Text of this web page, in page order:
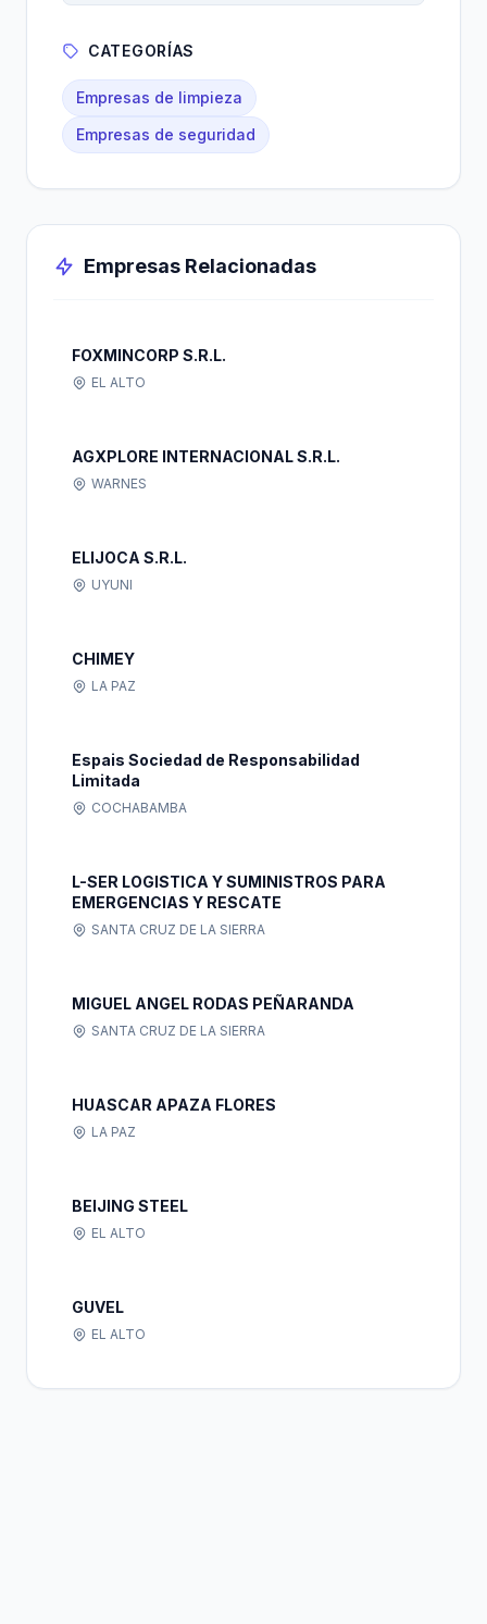
CATEGORÍAS
Empresas de limpieza
Empresas de seguridad
Empresas Relacionadas
FOXMINCORP S.R.L.
EL ALTO
AGXPLORE INTERNACIONAL S.R.L.
WARNES
ELIJOCA S.R.L.
UYUNI
CHIMEY
LA PAZ
Espais Sociedad de Responsabilidad
Limitada
COCHABAMBA
L-SER LOGISTICA Y SUMINISTROS PARA
EMERGENCIAS Y RESCATE
SANTA CRUZ DE LA SIERRA
MIGUEL ANGEL RODAS PEÑARANDA
SANTA CRUZ DE LA SIERRA
HUASCAR APAZA FLORES
LA PAZ
BEIJING STEEL
EL ALTO
GUVEL
EL ALTO